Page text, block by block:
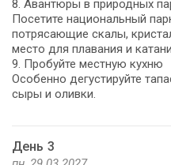
8. Авантюры в природных
Посетите национальный
потрясающие скалы,
место для плавания и
9. Пробуйте местную кухню
Особенно дегустируйте
сыры и оливки.
День 3